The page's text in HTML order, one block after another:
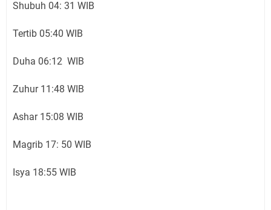
Shubuh 04: 31 WIB
Tertib 05:40 WIB
Duha 06:12 WIB
Zuhur 11:48 WIB
Ashar 15:08 WIB
Magrib 17: 50 WIB
Isya 18:55 WIB